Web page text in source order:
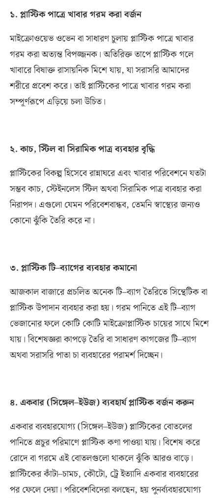
১. প্লাস্টিক পাত্রে খাবার গরম করা বর্জন
মাইক্রোওয়েভ ওভেন বা সাধারণ চুলায় প্লাস্টিক পাত্রে খাবার
গরম করা অত্যন্ত বিপজ্জনক। অতিরিক্ত তাপে প্লাস্টিক গলে
খাবারে বিষাক্ত রাসায়নিক মিশে যায়,যা সরাসরি আমাদের
শরীরে প্রবেশ করে। তাই প্লাস্টিকের পাত্রে খাবার গরম করা
সম্পূর্ণরূপে এড়িয়ে চলা উচিত।
২.কাচ,স্টিল বা সিরামিক পাত্র ব্যবহার বৃদ্ধি
প্লাস্টিকের বিকল্প হিসেবে রান্নাঘরে এবং খাবার পরিবেশনে যতটা
সম্ভব কাচ, স্টেইনলেস স্টিল অথবা সিরামিক পাত্র ব্যবহার করা
নিরাপদ। এগুলো যেমন পরিবেশবান্ধব, তেমনি স্বাস্থ্যের জন্যও
কোনো ঝুঁকি তৈরি করে না।
৩. প্লাস্টিক টি–ব্যাগের ব্যবহার কমানো
আজকাল বাজারে প্রচলিত অনেক টি–ব্যাগ তৈরিতে সিন্থেটিক বা
প্লাস্টিক উপাদান ব্যবহার করা হয়। গরম পানিতে এই টি–ব্যাগ
ভেজানোর ফলে কোটি কোটি মাইক্রোপ্লাস্টিক চায়ের সাথে মিশে
যায়। বিশেষজ্ঞরা কাপড়ে তৈরি বা সাধারণ কাগজের টি–ব্যাগ
অথবা সরাসরি পাতা চা ব্যবহারের পরামর্শ দিচ্ছেন।
৪. একবার(সিঙ্গেল–ইউজ)ব্যবহার্য প্লাস্টিক বর্জন করুন
একবার ব্যবহারযোগ্য(সিঙ্গেল–ইউজ)প্লাস্টিকের বোতলের
পানিতে প্রচুর পরিমাণে প্লাস্টিক কণা পাওয়া যায়। বিশেষ করে
রোদে বা গরমে এই বোতলগুলো থাকলে ঝুঁকি আরও বাড়ে।
প্লাস্টিকের কাঁটা–চামচ, কৌটো, ট্রে ইত্যাদি একবার ব্যবহারের
পর ফেলে দেয়া। পরিবেশবিদেরা বলছেন,হয় পুনর্ব্যবহারযোগ্য